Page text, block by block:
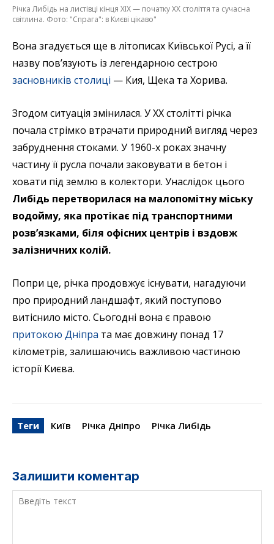
Річка Либідь на листівці кінця XIX — початку XX століття та сучасна
світлина. Фото: "Спрага": в Києві цікаво"
Вона згадується ще в літописах Київської Русі, а її
назву пов’язують із легендарною сестрою
засновників столиці — Кия, Щека та Хорива.
Згодом ситуація змінилася. У XX столітті річка
почала стрімко втрачати природний вигляд через
забруднення стоками. У 1960-х роках значну
частину її русла почали заковувати в бетон і
ховати під землю в колектори. Унаслідок цього
Либідь перетворилася на малопомітну міську
водойму, яка протікає під транспортними
розв’язками, біля офісних центрів і вздовж
залізничних колій.
Попри це, річка продовжує існувати, нагадуючи
про природний ландшафт, який поступово
витіснило місто. Сьогодні вона є правою
притокою Дніпра та має довжину понад 17
кілометрів, залишаючись важливою частиною
історії Києва.
Теги Київ Річка Дніпро Річка Либідь
Залишити коментар